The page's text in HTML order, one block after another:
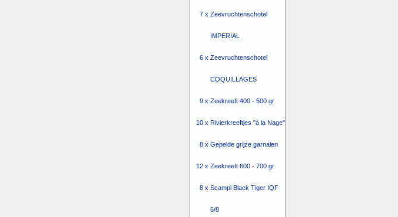
7 x Zeevruchtenschotel
IMPERIAL
6 x Zeevruchtenschotel
COQUILLAGES
9 x Zeekreeft 400 - 500 gr
10 x Rivierkreeftjes "à la Nage"
8 x Gepelde grijze garnalen
12 x Zeekreeft 600 - 700 gr
8 x Scampi Black Tiger IQF
6/8